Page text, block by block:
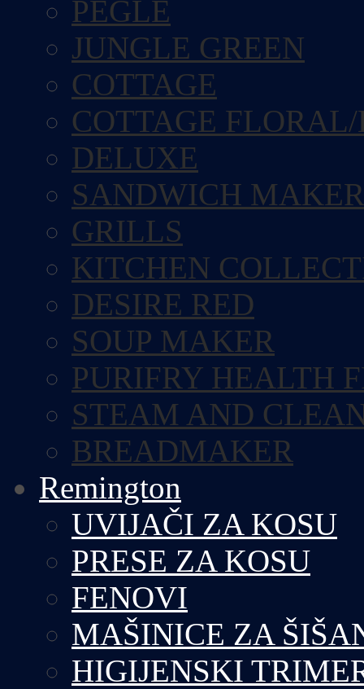
PEGLE
JUNGLE GREEN
COTTAGE
COTTAGE
DELUXE
SANDWICH MAKER
GRILLS
KITCHEN
DESIRE RED
SOUP MAKER
PURIFRY HEALTH
STEAM AND
BREADMAKER
Remington
UVIJAČI ZA KOSU
PRESE ZA KOSU
FENOVI
MAŠINICE ZA
HIGIJENSKI